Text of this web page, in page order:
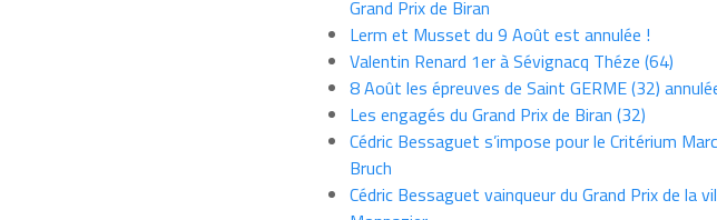
Grand Prix de Biran
Lerm et Musset du 9 Août est annulée !
Valentin Renard 1er à Sévignacq Théze (64)
8 Août les épreuves de Saint GERME (32)
Les engagés du Grand Prix de Biran (32)
Cédric Bessaguet s’impose pour le Critérium
Bruch
Cédric Bessaguet vainqueur du Grand Prix de la